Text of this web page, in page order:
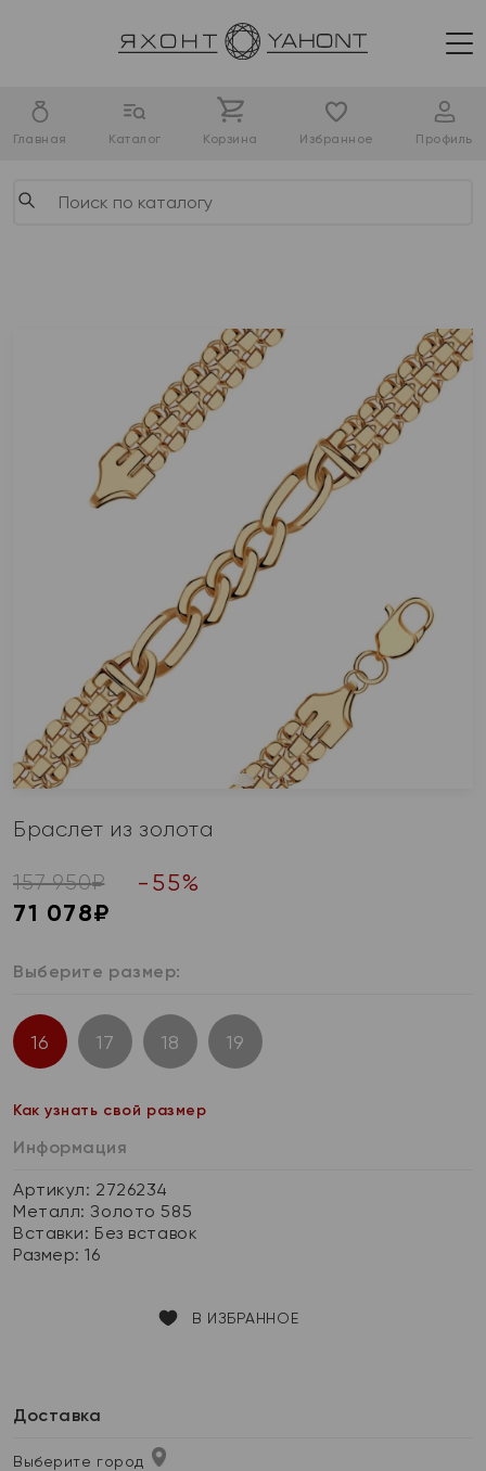
Главная Каталог Корзина Избранное Профиль
Браслет из золота
157 950₽ - 55%
71 078₽
Выберите размер:
16 17 18 19
Как узнать свой размер
Информация
Артикул: 2726234
Металл:Золото 585
Вставки: Без вставок
Размер:16
В ИЗБРАННОЕ
Доставка
Выберите город